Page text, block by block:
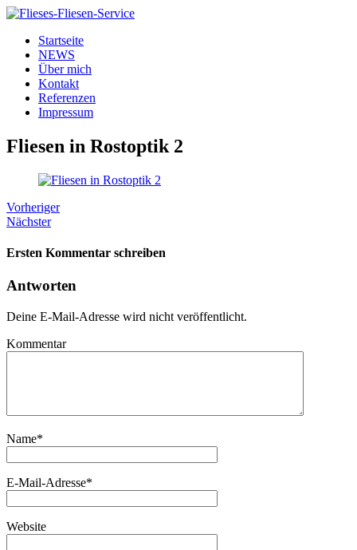
Startseite
NEWS
Über mich
Kontakt
Referenzen
Impressum
Fliesen in Rostoptik 2
Vorheriger
Nächster
Ersten Kommentar schreiben
Antworten
Deine E-Mail-Adresse wird nicht veröffentlicht.
Kommentar
Name*
E-Mail-Adresse*
Website